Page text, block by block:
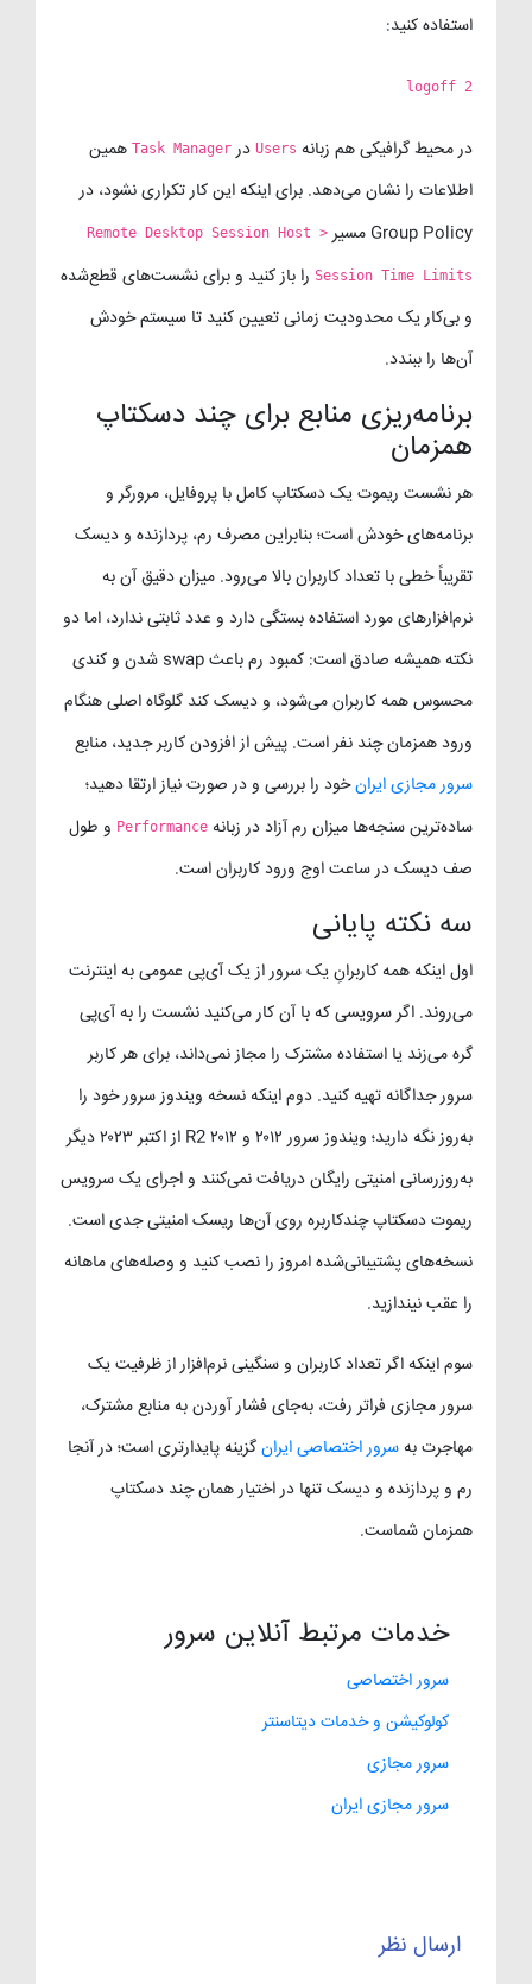
استفاده کنید:
logoff 2
در محیط گرافیکی هم زبانه Users در Task Manager همین
اطلاعات را نشان می‌دهد. برای اینکه این کار تکراری نشود، در
Group Policy مسیر
Remote Desktop Session Host >
Session Time Limits را باز کنید و برای نشست‌های قطع‌شده
و بی‌کار یک محدودیت زمانی تعیین کنید تا سیستم خودش
آن‌ها را ببندد.
برنامه‌ریزی منابع برای چند دسکتاپ
همزمان
هر نشست ریموت یک دسکتاپ کامل با پروفایل، مرورگر و
برنامه‌های خودش است؛ بنابراین مصرف رم، پردازنده و دیسک
تقریباً خطی با تعداد کاربران بالا می‌رود. میزان دقیق آن به
نرم‌افزارهای مورد استفاده بستگی دارد و عدد ثابتی ندارد، اما دو
نکته همیشه صادق است: کمبود رم باعث swap شدن و کندی
محسوس همه کاربران می‌شود، و دیسک کند گلوگاه اصلی هنگام
ورود همزمان چند نفر است. پیش از افزودن کاربر جدید، منابع
سرور مجازی ایرانخود را بررسی و در صورت نیاز ارتقا دهید؛
ساده‌ترین سنجه‌ها میزان رم آزاد در زبانه Performance و طول
صف دیسک در ساعت اوج ورود کاربران است.
سه نکته پایانی
اول اینکه همه کاربرانِ یک سرور از یک آی‌پی عمومی به اینترنت
می‌روند. اگر سرویسی که با آن کار می‌کنید نشست را به آی‌پی
گره می‌زند یا استفاده مشترک را مجاز نمی‌داند، برای هر کاربر
سرور جداگانه تهیه کنید. دوم اینکه نسخه ویندوز سرور خود را
به‌روز نگه دارید؛ ویندوز سرور ۲۰۱۲ و ۲۰۱۲ R2 از اکتبر ۲۰۲۳ دیگر
به‌روزرسانی امنیتی رایگان دریافت نمی‌کنند و اجرای یک سرویس
ریموت دسکتاپ چندکاربره روی آن‌ها ریسک امنیتی جدی است.
نسخه‌های پشتیبانی‌شده امروز را نصب کنید و وصله‌های ماهانه
را عقب نیندازید.
سوم اینکه اگر تعداد کاربران و سنگینی نرم‌افزار از ظرفیت یک
سرور مجازی فراتر رفت، به‌جای فشار آوردن به منابع مشترک،
مهاجرت بهسرور اختصاصی ایرانگزینه پایدارتری است؛ در آنجا
رم و پردازنده و دیسک تنها در اختیار همان چند دسکتاپ
همزمان شماست.
خدمات مرتبط آنلاین سرور
سرور اختصاصی
کولوکیشن و خدمات دیتاسنتر
سرور مجازی
سرور مجازی ایران
ارسال نظر